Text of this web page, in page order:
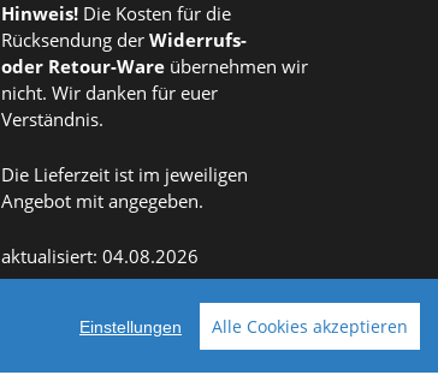
Hinweis! Die Kosten für die
Rücksendung der Widerrufs-
oder Retour-Ware übernehmen wir
nicht. Wir danken für euer
Verständnis.
Die Lieferzeit ist im jeweiligen
Angebot mit angegeben.
aktualisiert: 04.08.2026
Einstellungen Alle Cookies akzeptieren